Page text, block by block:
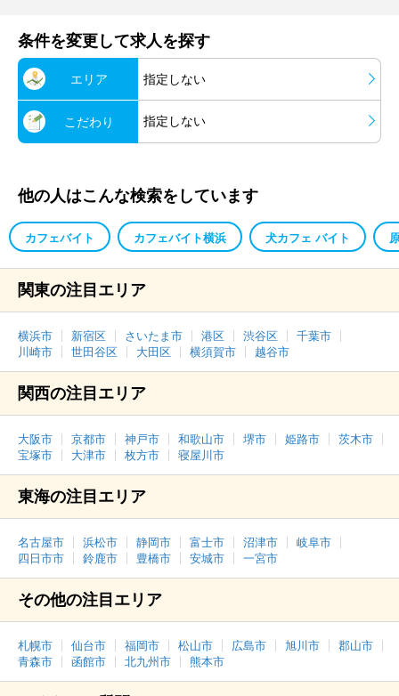
条件を変更して求人を探す
エリア 指定しない
こだわり 指定しない
他の人はこんな検索をしています
カフェバイト カフェバイト横浜 犬カフェ バイト
関東の注目エリア
横浜市 新宿区 さいたま市 港区 渋谷区
千葉市
川崎市
世田谷区 大田区 横須賀市 越谷市
関西の注目エリア
大阪市 京都市 神戸市 和歌山市 堺市 姫路市
茨木市
宝塚市
大津市 枚方市 寝屋川市
東海の注目エリア
名古屋市 浜松市 静岡市 富士市 沼津市
岐阜市
四日市市
鈴鹿市 豊橋市 安城市 一宮市
その他の注目エリア
札幌市 仙台市 福岡市 松山市 広島市 旭川市
郡山市
青森市
函館市 北九州市 熊本市